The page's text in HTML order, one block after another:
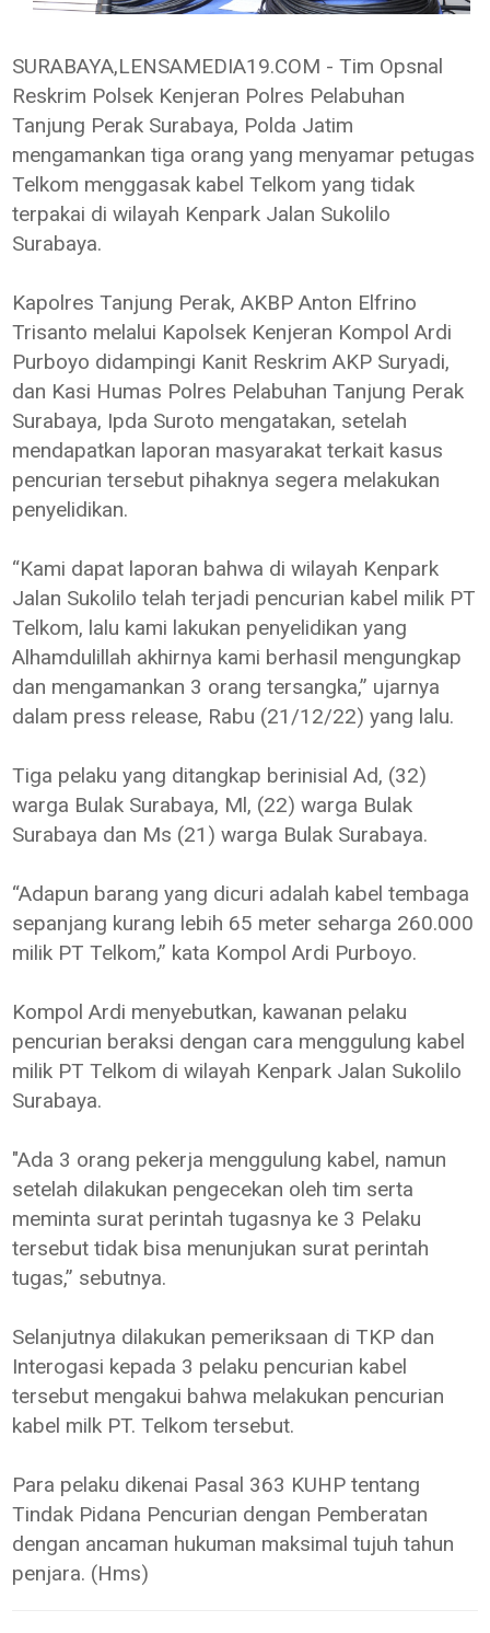
SURABAYA,LENSAMEDIA19.COM - Tim Opsnal
Reskrim Polsek Kenjeran Polres Pelabuhan
Tanjung Perak Surabaya, Polda Jatim
mengamankan tiga orang yang menyamar petugas
Telkom menggasak kabel Telkom yang tidak
terpakai di wilayah Kenpark Jalan Sukolilo
Surabaya.
Kapolres Tanjung Perak, AKBP Anton Elfrino
Trisanto melalui Kapolsek Kenjeran Kompol Ardi
Purboyo didampingi Kanit Reskrim AKP Suryadi,
dan Kasi Humas Polres Pelabuhan Tanjung Perak
Surabaya, Ipda Suroto mengatakan, setelah
mendapatkan laporan masyarakat terkait kasus
pencurian tersebut pihaknya segera melakukan
penyelidikan.
“Kami dapat laporan bahwa di wilayah Kenpark
Jalan Sukolilo telah terjadi pencurian kabel milik PT
Telkom, lalu kami lakukan penyelidikan yang
Alhamdulillah akhirnya kami berhasil mengungkap
dan mengamankan 3 orang tersangka,” ujarnya
dalam press release, Rabu (21/12/22) yang lalu.
Tiga pelaku yang ditangkap berinisial Ad, (32)
warga Bulak Surabaya, Ml, (22) warga Bulak
Surabaya dan Ms (21) warga Bulak Surabaya.
“Adapun barang yang dicuri adalah kabel tembaga
sepanjang kurang lebih 65 meter seharga 260.000
milik PT Telkom,” kata Kompol Ardi Purboyo.
Kompol Ardi menyebutkan, kawanan pelaku
pencurian beraksi dengan cara menggulung kabel
milik PT Telkom di wilayah Kenpark Jalan Sukolilo
Surabaya.
"Ada 3 orang pekerja menggulung kabel, namun
setelah dilakukan pengecekan oleh tim serta
meminta surat perintah tugasnya ke 3 Pelaku
tersebut tidak bisa menunjukan surat perintah
tugas,” sebutnya.
Selanjutnya dilakukan pemeriksaan di TKP dan
Interogasi kepada 3 pelaku pencurian kabel
tersebut mengakui bahwa melakukan pencurian
kabel milk PT. Telkom tersebut.
Para pelaku dikenai Pasal 363 KUHP tentang
Tindak Pidana Pencurian dengan Pemberatan
dengan ancaman hukuman maksimal tujuh tahun
penjara. (Hms)